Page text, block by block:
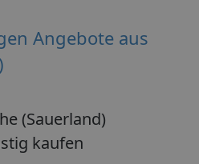
Angebote aus
(Sauerland)
kaufen